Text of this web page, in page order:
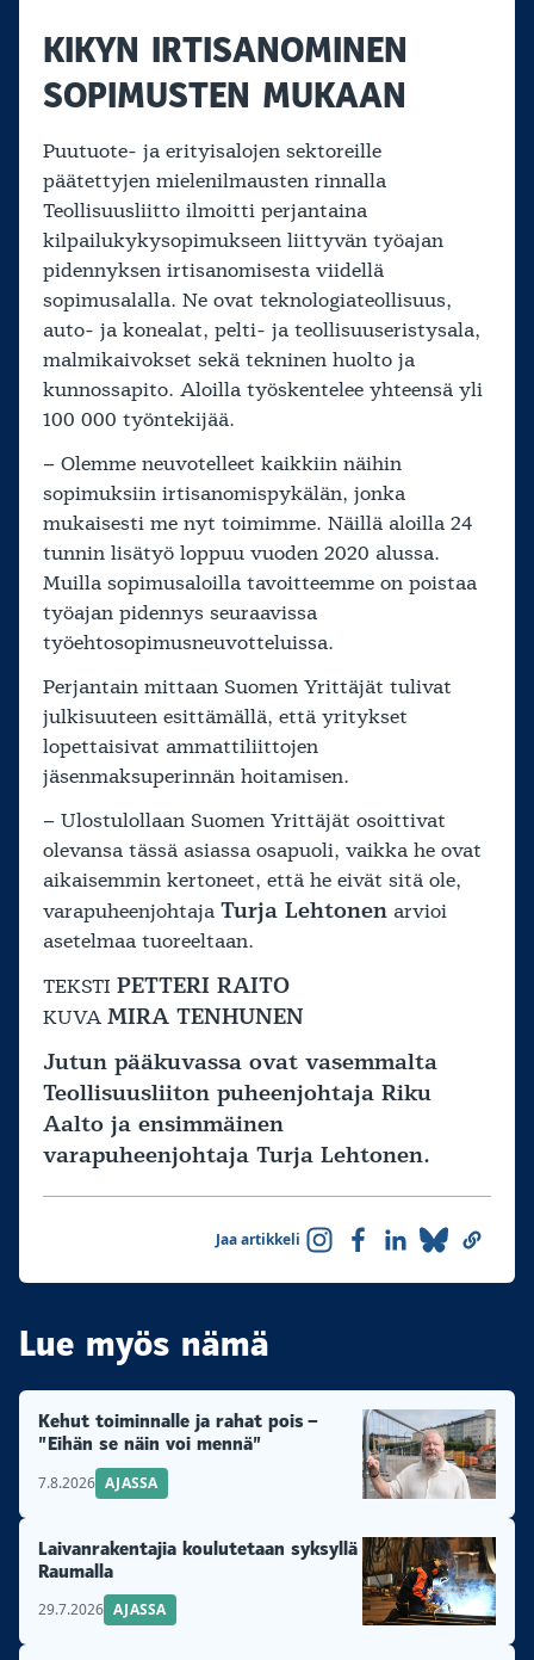
KIKYN IRTISANOMINEN
SOPIMUSTEN MUKAAN
Puutuote- ja erityisalojen sektoreille
päätettyjen mielenilmausten rinnalla
Teollisuusliitto ilmoitti perjantaina
kilpailukykysopimukseen liittyvän työajan
pidennyksen irtisanomisesta viidellä
sopimusalalla. Ne ovat teknologiateollisuus,
auto- ja konealat, pelti- ja teollisuuseristysala,
malmikaivokset sekä tekninen huolto ja
kunnossapito. Aloilla työskentelee yhteensä yli
100 000 työntekijää.
– Olemme neuvotelleet kaikkiin näihin
sopimuksiin irtisanomispykälän, jonka
mukaisesti me nyt toimimme. Näillä aloilla 24
tunnin lisätyö loppuu vuoden 2020 alussa.
Muilla sopimusaloilla tavoitteemme on poistaa
työajan pidennys seuraavissa
työehtosopimusneuvotteluissa.
Perjantain mittaan Suomen Yrittäjät tulivat
julkisuuteen esittämällä, että yritykset
lopettaisivat ammattiliittojen
jäsenmaksuperinnän hoitamisen.
– Ulostulollaan Suomen Yrittäjät osoittivat
olevansa tässä asiassa osapuoli, vaikka he ovat
aikaisemmin kertoneet, että he eivät sitä ole,
varapuheenjohtaja Turja Lehtonen arvioi
asetelmaa tuoreeltaan.
TEKSTI PETTERI RAITO
KUVA MIRA TENHUNEN
Jutun pääkuvassa ovat vasemmalta
Teollisuusliiton puheenjohtaja Riku
Aalto ja ensimmäinen
varapuheenjohtaja Turja Lehtonen.
Jaa artikkeli
Lue myös nämä
Kehut toiminnalle ja rahat pois –
”Eihän se näin voi mennä”
7.8.2026 AJASSA
Laivanrakentajia koulutetaan syksyllä
Raumalla
29.7.2026 AJASSA